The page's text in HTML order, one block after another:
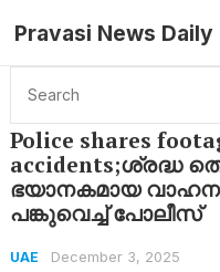
Pravasi News Daily
Home UAE Police shares footage of horrific
Police shares
accidents;ശ്രദ്ധ
ഭയാനകമായ
പങ്കുവെച്ച് പോലീസ്
UAE December 3, 2025